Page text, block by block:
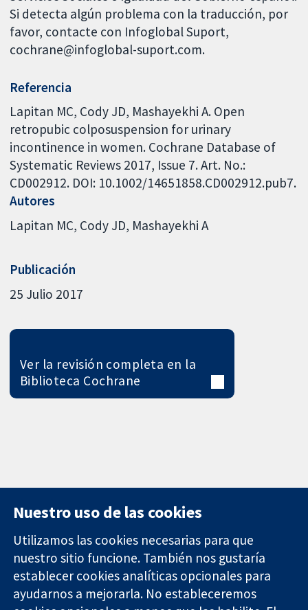
Si detecta algún problema con la traducción, por
favor, contacte con Infoglobal Suport,
cochrane@infoglobal-suport.com.
Referencia
Lapitan MC, Cody JD, Mashayekhi A. Open
retropubic colposuspension for urinary
incontinence in women. Cochrane Database of
Systematic Reviews 2017, Issue 7. Art. No.:
CD002912. DOI: 10.1002/14651858.CD002912.pub7.
Autores
Lapitan MC Cody JD Mashayekhi A
Publicación
25 Julio 2017
Ver la revisión completa en la
Biblioteca Cochrane
Evidencia fiable.
Decisiones
11-13 Cavendish
Square
Londres
Contacto
Noticias
Prensa
Nuestro uso de las cookies
Utilizamos las cookies necesarias para que
nuestro sitio funcione. También nos gustaría
establecer cookies analíticas opcionales para
ayudarnos a mejorarla. No estableceremos